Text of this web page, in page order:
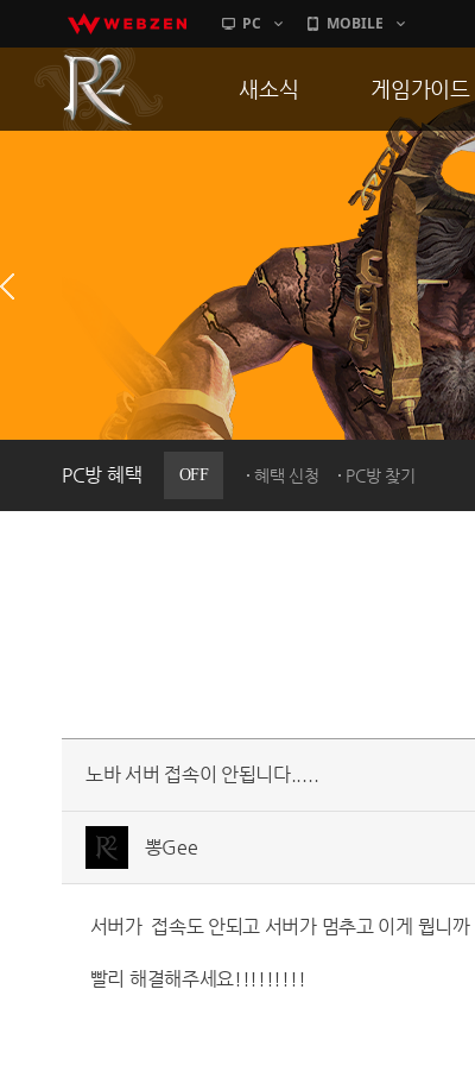
PC MOBILE
PC방 혜택 OFF 혜택 신청 PC방 찾기
새소식
이벤트
히스토리
PC방으로간다
게임가이드
게임 특징
서버가이드
신병훈련소
세부가이드
통합보급센터
노바 서버 접속이 안됩니다.....
뽕Gee
서버가 접속도 안되고 서버가 멈추고 이게 뭡니까
빨리 해결해주세요!!!!!!!!!